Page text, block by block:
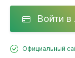
Войти в
Официальный